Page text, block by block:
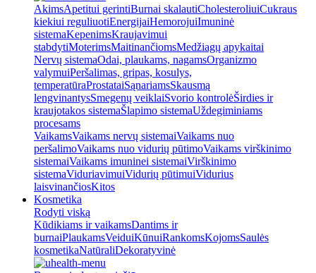
AkimsApetitui gerintiBurnai skalautiCholesteroliuiCukraus
kiekiui reguliuotiEnergijaiHemorojuiImuninė
sistemaKepenimsKraujavimui
stabdytiMoterimsMaitinančiomsMedžiagų apykaitai
Nervų sistemaOdai, plaukams, nagamsOrganizmo
valymuiPeršalimas, gripas, kosulys,
temperatūraProstataiSąnariamsSkausmą
lengvinantysSmegenų veiklaiSvorio kontrolėŠirdies ir
kraujotakos sistemaŠlapimo sistemaUždegiminiams
procesams
VaikamsVaikams nervų sistemaiVaikams nuo
peršalimoVaikams nuo vidurių pūtimoVaikams virškinimo
sistemaiVaikams imuninei sistemaiVirškinimo
sistemaViduriavimuiVidurių pūtimuiVidurius
laisvinančiosKitos
Kosmetika
Rodyti viską
Kūdikiams ir vaikamsDantims ir
burnaiPlaukamsVeiduiKūnuiRankomsKojomsSaulės
kosmetikaNatūraliDekoratyvinė